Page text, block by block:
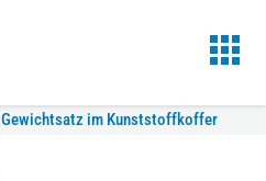
Gewichtsatz im Kunststoffkoffer